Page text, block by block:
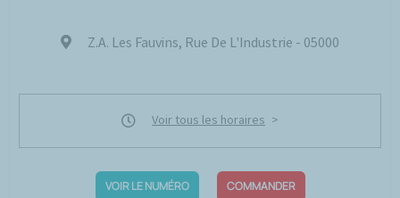
Z.A. Les Fauvins, Rue De L'Industrie - 05000
Voir tous les horaires
VOIR LE NUMÉRO COMMANDER